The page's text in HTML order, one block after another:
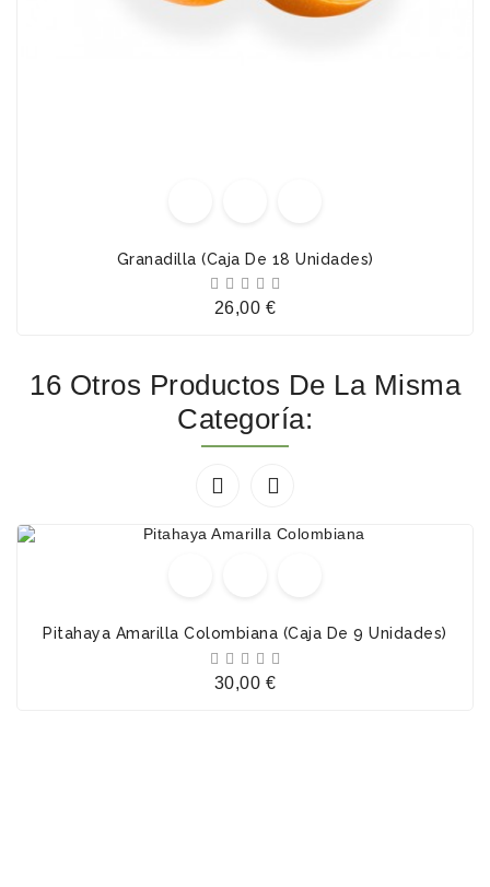
Granadilla (Caja De 18 Unidades)
    
Precio
26,00 €
16 Otros Productos De La Misma
Categoría:
 
Pitahaya Amarilla Colombiana (Caja De 9 Unidades)
    
Precio
30,00 €